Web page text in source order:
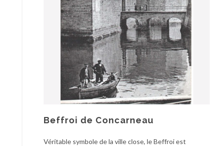
Beffroi de Concarneau
Véritable symbole de la ville close, le Beffroi est